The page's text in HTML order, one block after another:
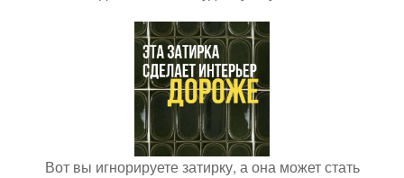
Вот вы игнорируете затирку, а она может стать